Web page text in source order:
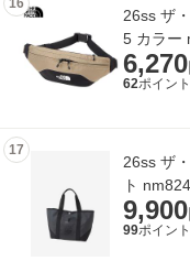
16
26ss ザ・
5 カラ
6,270
62ポイン
17
26ss ザ
9,900
99ポイン